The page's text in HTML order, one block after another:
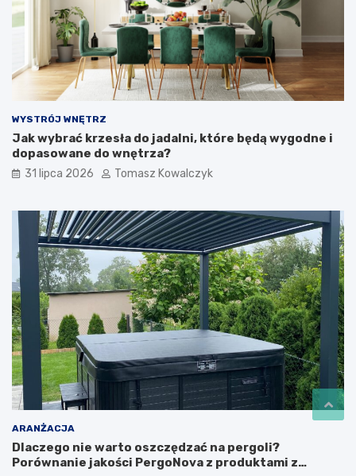
WYSTRÓJ WNĘTRZ
Jak wybrać krzesła do jadalni, które będą wygodne i
dopasowane do wnętrza?
31 lipca 2026 Tomasz Kowalczyk
ARANŻACJA
Dlaczego nie warto oszczędzać na pergoli?
Porównanie jakości PergoNova z produktami z